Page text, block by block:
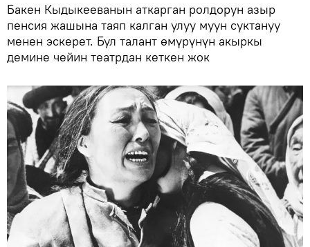
Бакен Кыдыкееванын аткарган ролдорун азыр
пенсия жашына таяп калган улуу муун суктануу
менен эскерет. Бул талант өмүрүнүн акыркы
демине чейин театрдан кеткен жок